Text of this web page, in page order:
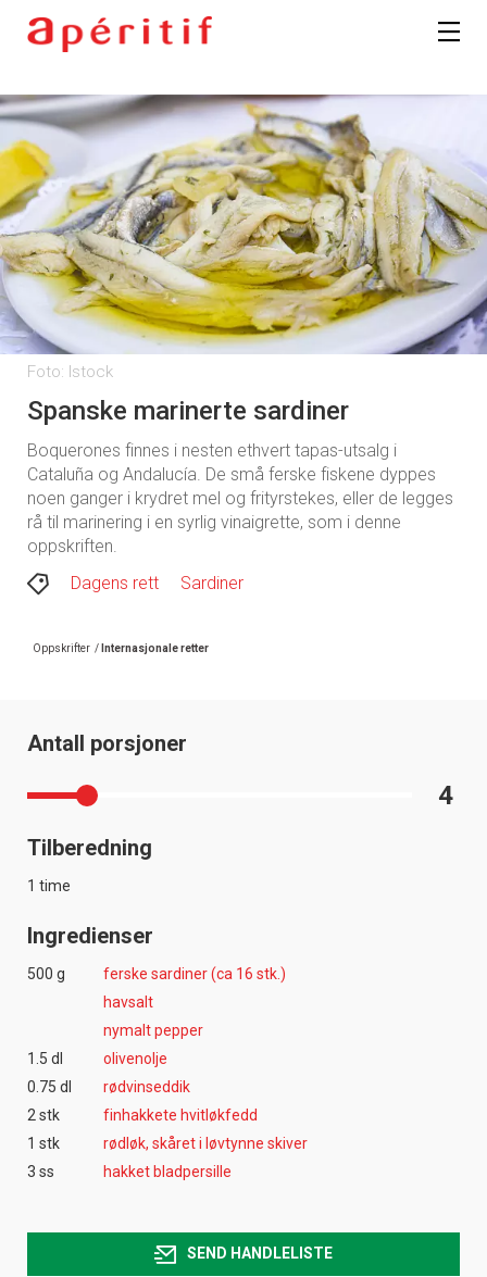
Foto: Istock
Spanske marinerte sardiner
Boquerones finnes i nesten ethvert tapas-utsalg i
Cataluña og Andalucía. De små ferske fiskene dyppes
noen ganger i krydret mel og frityrstekes, eller de legges
rå til marinering i en syrlig vinaigrette, som i denne
oppskriften.
Dagens rett
Sardiner
Oppskrifter / Internasjonale retter
Antall porsjoner
4
Tilberedning
1 time
Ingredienser
500 g
ferske sardiner (ca 16 stk.)
havsalt
nymalt pepper
1.5 dl
olivenolje
0.75 dl
rødvinseddik
2 stk
finhakkete hvitløkfedd
1 stk
rødløk, skåret i løvtynne skiver
3 ss
hakket bladpersille
SEND HANDLELISTE